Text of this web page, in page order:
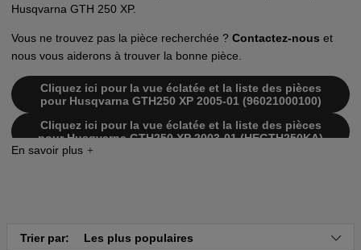
Husqvarna GTH 250 XP.
Vous ne trouvez pas la pièce recherchée ? Contactez-nous et
nous vous aiderons à trouver la bonne pièce.
Cliquez ici pour la vue éclatée et la liste des pièces
pour Husqvarna GTH250 XP 2005-01 (96021000100)
Cliquez ici pour la vue éclatée et la liste des pièces
pour Husqvarna GTH250 XP 2003-01 (HEGTH250KA)
Cliquez ici pour la vue éclatée et la liste des pièces
Trier par: Les plus populaires